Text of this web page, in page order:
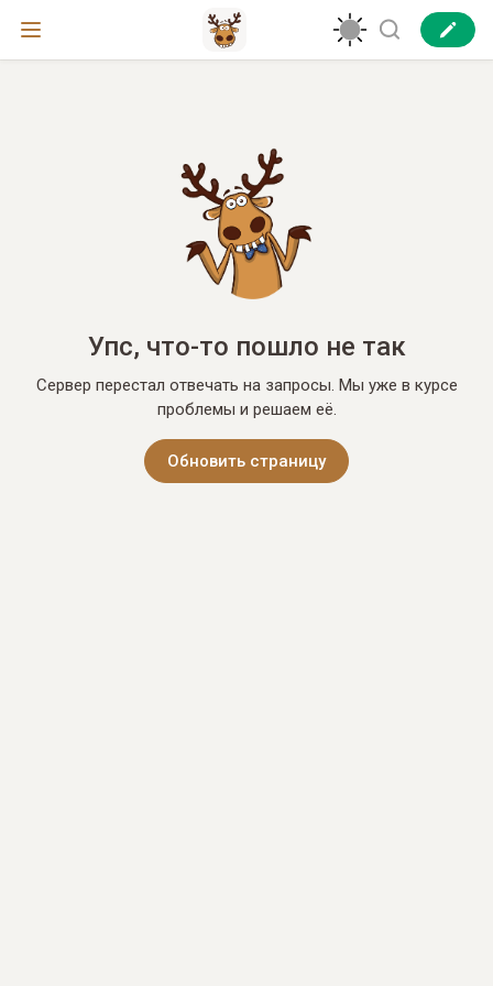
Упс, что-то пошло не так
Сервер перестал отвечать на запросы. Мы уже в курсе
проблемы и решаем её.
Обновить страницу